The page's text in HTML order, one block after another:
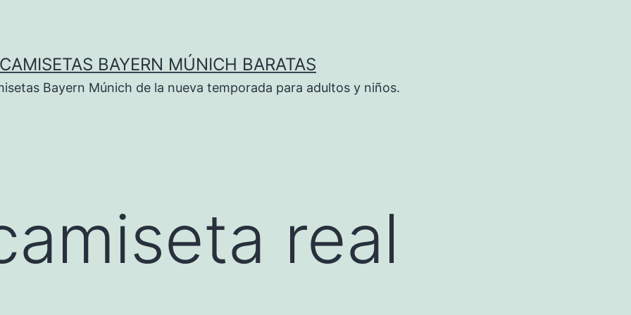
CAMISETAS BAYERN MÚNICH BARATAS
Bayern Múnich de la nueva temporada para adultos y niños.
real